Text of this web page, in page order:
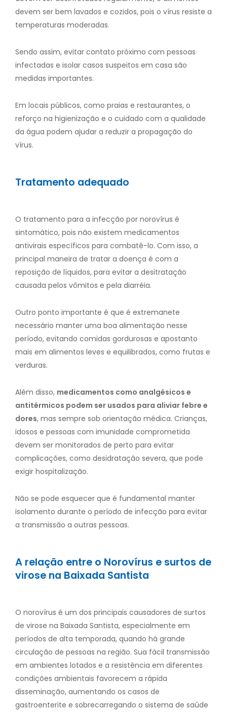
devem ser bem lavados e cozidos, pois o vírus resiste a
temperaturas moderadas.
Sendo assim, evitar contato próximo com pessoas
infectadas e isolar casos suspeitos em casa são
medidas importantes.
Em locais públicos, como praias e restaurantes, o
reforço na higienização e o cuidado com a qualidade
da água podem ajudar a reduzir a propagação do
vírus.
Tratamento adequado
O tratamento para a infecção por norovírus é
sintomático, pois não existem medicamentos
antivirais específicos para combatê-lo. Com isso, a
principal maneira de tratar a doença é com a
reposição de líquidos, para evitar a desitratação
causada pelos vômitos e pela diarréia.
Outro ponto importante é que é extremanete
necessário manter uma boa alimentação nesse
período, evitando comidas gordurosas e apostanto
mais em alimentos leves e equilibrados, como frutas e
verduras.
Além disso, medicamentos como analgésicos e
antitérmicos podem ser usados para aliviar febre e
dores, mas sempre sob orientação médica. Crianças,
idosos e pessoas com imunidade comprometida
devem ser monitorados de perto para evitar
complicações, como desidratação severa, que pode
exigir hospitalização.
Não se pode esquecer que é fundamental manter
isolamento durante o período de infecção para evitar
a transmissão a outras pessoas.
A relação entre o Norovírus e surtos de
virose na Baixada Santista
O norovírus é um dos principais causadores de surtos
de virose na Baixada Santista, especialmente em
períodos de alta temporada, quando há grande
circulação de pessoas na região. Sua fácil transmissão
em ambientes lotados e a resistência em diferentes
condições ambientais favorecem a rápida
disseminação, aumentando os casos de
gastroenterite e sobrecarregando o sistema de saúde